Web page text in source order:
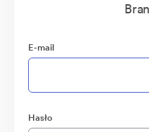
E-mail
Hasło